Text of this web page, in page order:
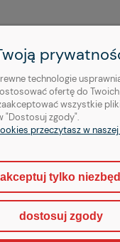
sp. z o. o.
Sklep internetowy Shoper.pl
technologie
ofertę do
wszystkie
"Dostosuj zgody".
przeczytasz w
tylko
dostosuj zgody